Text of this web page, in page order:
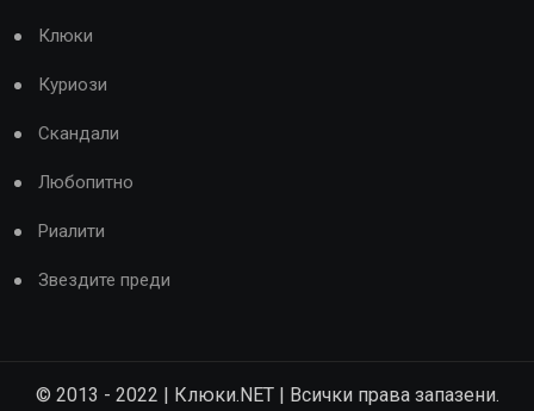
Клюки
Куриози
Скандали
Любопитно
Риалити
Звездите преди
© 2013 - 2022 | Клюки.NET | Всички права запазени.